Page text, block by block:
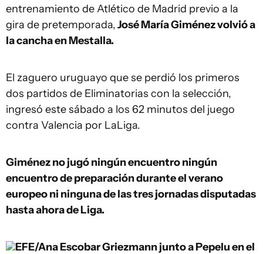
entrenamiento de Atlético de Madrid previo a la
gira de pretemporada,José María Giménez volvió a
la cancha en Mestalla.
El zaguero uruguayo que se perdió los primeros
dos partidos de Eliminatorias con la selección,
ingresó este sábado a los 62 minutos del juego
contra Valencia por LaLiga.
Giménez no jugó ningún encuentro ningún
encuentro de preparación durante el verano
europeo ni ninguna de las tres jornadas disputadas
hasta ahora de Liga.
EFE/Ana EscobarGriezmann junto a Pepelu en el